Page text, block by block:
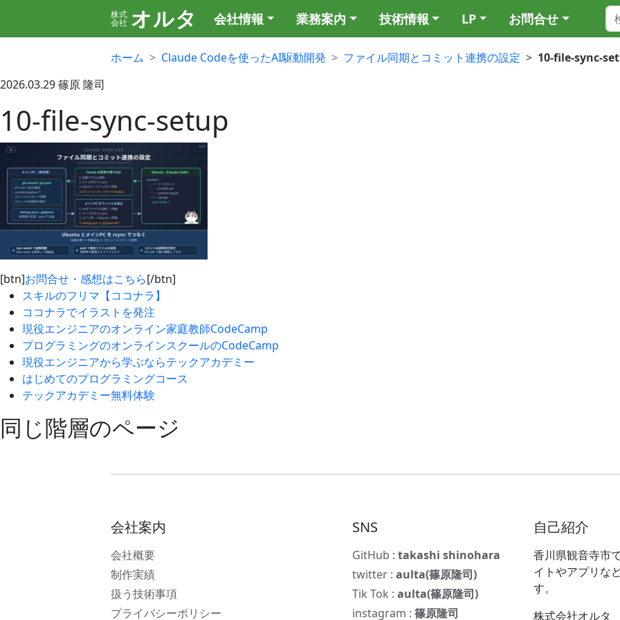
株式
会社 オルタ 会社情報 業務案内 技術情報 LP お問合せ
ホーム Claude Codeを使ったAI駆動開発 ファイル同期とコミット連携の設定
10-file-sync-
2026.03.29篠原 隆司
10-file-sync-setup
[btn]お問合せ・感想はこちら[/btn]
スキルのフリマ【ココナラ】
ココナラでイラストを発注
現役エンジニアのオンライン家庭教師CodeCamp
プログラミングのオンラインスクールのCodeCamp
現役エンジニアから学ぶならテックアカデミー
はじめてのプログラミングコース
テックアカデミー無料体験
同じ階層のページ
会社案内
会社概要
制作実績
扱う技術事項
プライバシーポリシー
SNS
GitHub :takashi shinohara
twitter :aulta(篠原隆司)
Tik Tok :aulta(篠原隆司)
instagram :篠原隆司
自己紹介
香川県観音寺市
イトやアプリな
す。
株式会社オルタ